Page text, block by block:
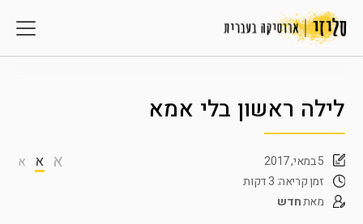
לילה ראשון בלי אמא
א א א
5 במאי, 2017
זמן קריאה: 3 דקות
מאתחדש